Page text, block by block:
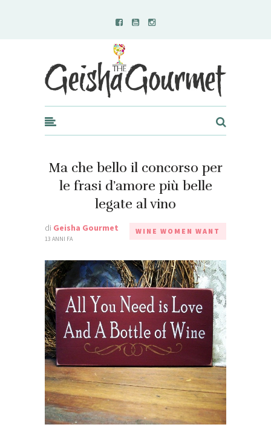
Geisha Gourmet
Ma che bello il concorso per
le frasi d’amore più belle
legate al vino
di Geisha Gourmet
13 ANNI FA
WINE WOMEN WANT